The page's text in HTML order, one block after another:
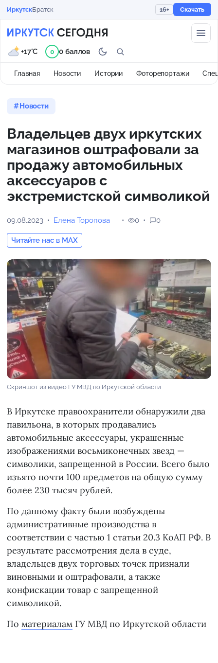
ИркутскБратск 16+ Скачать
Главная Новости Истории Фоторепортажи
+17°C 0 0 баллов
Новости
Владельцев двух иркутских
магазинов оштрафовали за
продажу автомобильных
аксессуаров с
экстремистской символикой
09.08.2023 Елена Торопова
Читайте нас в MAX
0 0
Скриншот из видео ГУ МВД по Иркутской области
В Иркутске правоохранители обнаружили два
павильона, в которых продавались
автомобильные аксессуары, украшенные
изображениями восьмиконечных звезд —
символики, запрещенной в России. Всего было
изъято почти 100 предметов на общую сумму
более 230 тысяч рублей.
По данному факту были возбуждены
административные производства в
соответствии с частью 1 статьи 20.3 КоАП РФ. В
результате рассмотрения дела в суде,
владельцев двух торговых точек признали
виновными и оштрафовали, а также
конфискации товар с запрещенной
символикой.
По материалам ГУ МВД по Иркутской области